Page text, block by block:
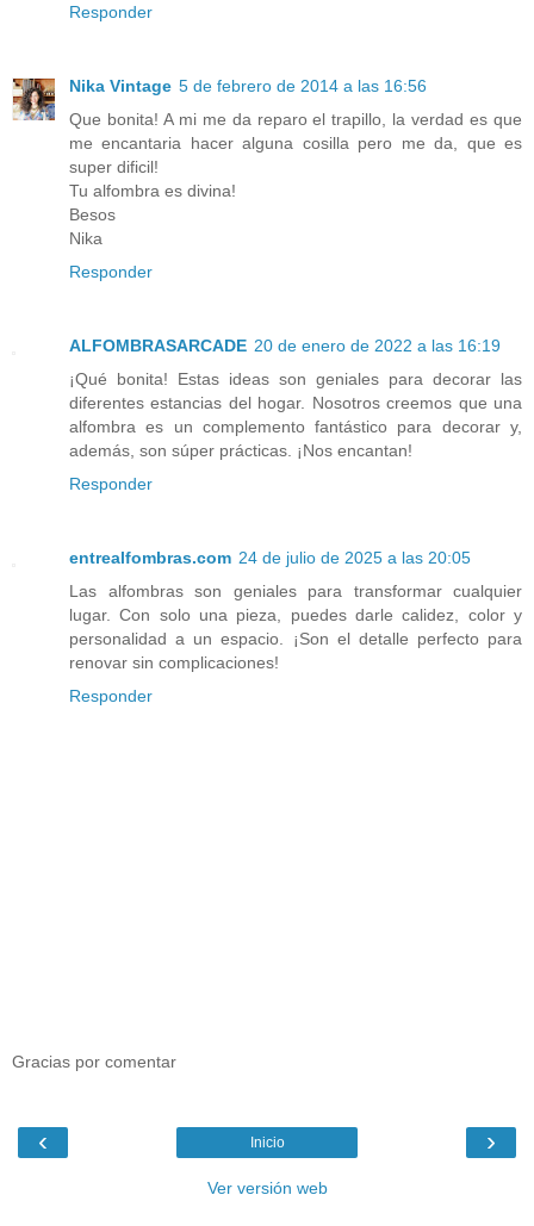
Responder
Nika Vintage 5 de febrero de 2014 a las 16:56
Que bonita! A mi me da reparo el trapillo, la verdad es que
me encantaria hacer alguna cosilla pero me da, que es
super dificil!
Tu alfombra es divina!
Besos
Nika
Responder
ALFOMBRASARCADE 20 de enero de 2022 a las 16:19
¡Qué bonita! Estas ideas son geniales para decorar las
diferentes estancias del hogar. Nosotros creemos que una
alfombra es un complemento fantástico para decorar y,
además, son súper prácticas. ¡Nos encantan!
Responder
entrealfombras.com 24 de julio de 2025 a las 20:05
Las alfombras son geniales para transformar cualquier
lugar. Con solo una pieza, puedes darle calidez, color y
personalidad a un espacio. ¡Son el detalle perfecto para
renovar sin complicaciones!
Responder
Gracias por comentar
‹ ›
Inicio
Ver versión web